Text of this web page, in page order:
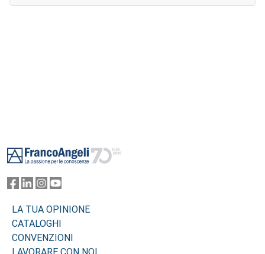
LA TUA OPINIONE
CATALOGHI
CONVENZIONI